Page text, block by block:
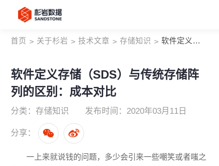
首页 > 关于杉岩 > 技术文章 > 存储知识 > 软件定义存储（SDS）与传统存储阵列的区别：成本对比
软件定义存储（SDS）与传统存储阵
列的区别：成本对比
分类：存储知识 发布时间：2020年03月11日
分享：
一上来就说钱的问题，多少会引来一些嘲笑或者嗤之